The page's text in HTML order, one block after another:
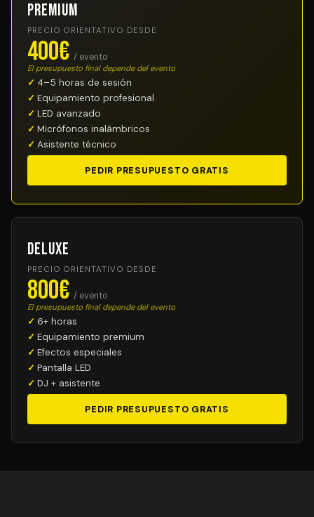
Premium
PRECIO ORIENTATIVO DESDE
400€ / evento
El presupuesto final depende del evento
4–5 horas de sesión
Equipamiento profesional
LED avanzado
Micrófonos inalámbricos
Asistente técnico
PEDIR PRESUPUESTO GRATIS
Deluxe
PRECIO ORIENTATIVO DESDE
800€ / evento
El presupuesto final depende del evento
6+ horas
Equipamiento premium
Efectos especiales
Pantalla LED
DJ + asistente
PEDIR PRESUPUESTO GRATIS